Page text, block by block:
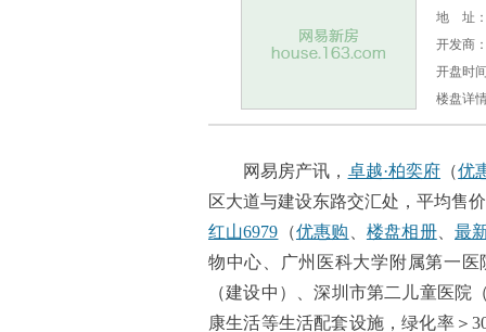
地 址：
开发商
开盘时
楼盘详
网易房产讯， 卓越·柏奕府 （优
区大道与建设东路交汇处，平均售
红山6979 （优惠购 楼盘相册、最
物中心、广州医科大学附属第一
（建设中）、深圳市第二儿童医
康生活等生活配套设施，绿化率＞